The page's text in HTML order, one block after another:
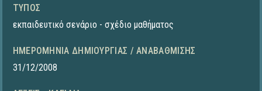
ΤΎΠΟΣ
εκπαιδευτικό σενάριο - σχέδιο μαθήματος
ΗΜΕΡΟΜΗΝΊΑ ΔΗΜΙΟΥΡΓΊΑΣ / ΑΝΑΒΆΘΜΙΣΗΣ
31/12/2008